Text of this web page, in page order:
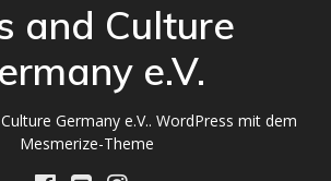
and Culture
e.V.
Germany e.V.. WordPress mit dem
Mesmerize-Theme